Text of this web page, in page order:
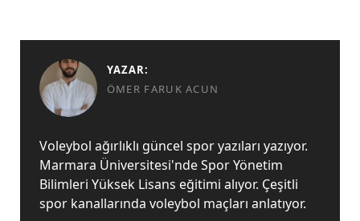
YAZAR:
ÖMER FARUK ACUN
Voleybol ağırlıklı güncel spor yazıları yazıyor.
Marmara Üniversitesi'nde Spor Yönetim
Bilimleri Yüksek Lisans eğitimi alıyor. Çeşitli
spor kanallarında voleybol maçları anlatıyor.